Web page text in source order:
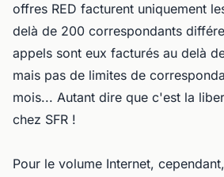
offres RED facturent uniquement
delà de 200 correspondants
appels sont eux facturés au delà
mais pas de limites de
mois... Autant dire que c'est la
chez SFR !
Pour le volume Internet,